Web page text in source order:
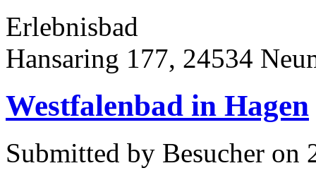
Erlebnisbad
Hansaring 177, 24534
Westfalenbad in Hagen
Submitted by Besucher on